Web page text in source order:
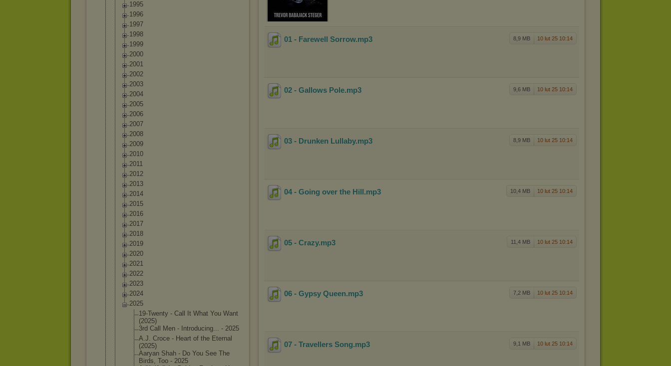
1995
1996
1997
1998
1999
2000
2001
2002
2003
2004
2005
2006
2007
2008
2009
2010
2011
2012
2013
2014
2015
2016
2017
2018
2019
2020
2021
2022
2023
2024
2025
19-Twenty - Call It What You Want
(2025)
3rd Call Men - Introducing... - 2025
A.J. Croce - Heart of the Eternal
(2025)
Aaryan Shah - Do You See The
Birds, Too - 2025
8,9 MB 10 lut 25 10:14
01 - Farewell Sorrow.mp3
9,6 MB 10 lut 25 10:14
02 - Gallows Pole.mp3
8,9 MB 10 lut 25 10:14
03 - Drunken Lullaby.mp3
10,4 MB 10 lut 25 10:14
04 - Going over the Hill .mp3
11,4 MB 10 lut 25 10:14
05 - Crazy.mp3
7,2 MB 10 lut 25 10:14
06 - Gypsy Queen.mp3
9,1 MB 10 lut 25 10:14
07 - Travellers Song.mp3